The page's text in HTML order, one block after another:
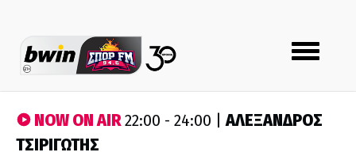
Toggle
navigation
NOW ON AIR22:00 - 24:00 |ΑΛΕΞΑΝΔΡΟΣ
ΤΣΙΡΙΓΩΤΗΣ